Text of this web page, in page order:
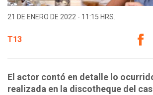
21 DE ENERO DE 2022 - 11:15 HRS.
T13
El actor contó en detalle lo
realizada en la discotheque del